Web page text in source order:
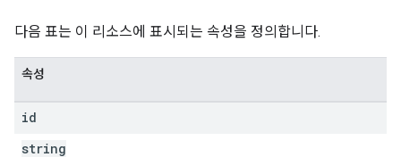
다음 표는 이 리소스에 표시되는 속성을 정의합니다.
속성
id
string